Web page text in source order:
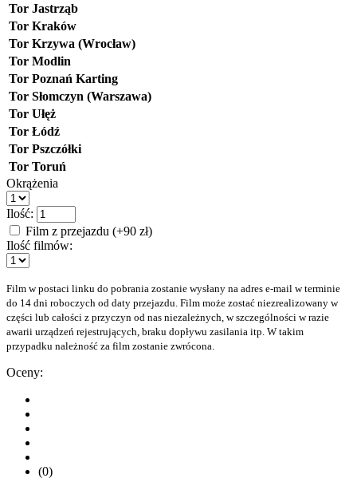
Tor Jastrząb
Tor Kraków
Tor Krzywa (Wrocław)
Tor Modlin
Tor Poznań Karting
Tor Słomczyn (Warszawa)
Tor Ułęż
Tor Łódź
Tor Pszczółki
Tor Toruń
Okrążenia
Ilość:
Film z przejazdu (+90 zł)
Ilość filmów:
Film w postaci linku do pobrania zostanie wysłany na adres e-mail w terminie
do 14 dni roboczych od daty przejazdu. Film może zostać niezrealizowany w
części lub całości z przyczyn od nas niezależnych, w szczególności w razie
awarii urządzeń rejestrujących, braku dopływu zasilania itp. W takim
przypadku należność za film zostanie zwrócona.
Oceny:
(0)